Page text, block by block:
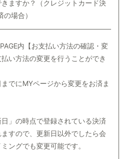
MOVIE
ン
ますか？（クレジットカード決
場合）
内【お支払い方法の確認・変
い方法の変更を行うことができ
でにMYページから変更をお済ま
」の時点で登録されている決済
すので、更新日以外でしたら会
ングでも変更可能です。